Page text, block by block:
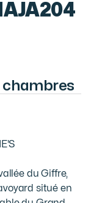
chambres
du Giffre,
situé en